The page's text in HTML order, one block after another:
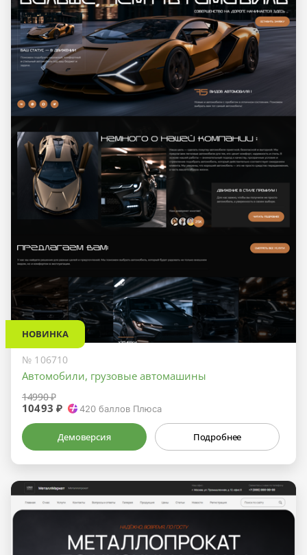
НОВИНКА
№ 106710
Автомобили, грузовые автомашины
14990 ₽
10493 ₽ 420 баллов Плюса
Демоверсия Подробнее